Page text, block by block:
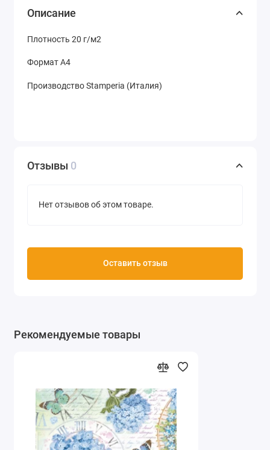
Описание
Плотность 20 г/м2
Формат А4
Производство Stamperia (Италия)
Отзывы 0
Нет отзывов об этом товаре.
Оставить отзыв
Рекомендуемые товары